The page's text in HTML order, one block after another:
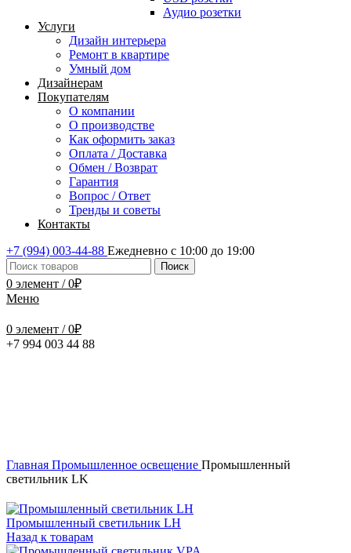
Аудио розетки
Услуги
Дизайн интерьера
Ремонт в квартире
Умный дом
Дизайнерам
Покупателям
О компании
О производстве
Как оформить заказ
Оплата / Доставка
Обмен / Возврат
Гарантия
Вопрос / Ответ
Тренды и советы
Контакты
+7 (994) 003-44-88 Ежедневно с 10:00 до 19:00
Поиск
0 элемент / 0₽
Меню
0 элемент / 0₽
+7 994 003 44 88
Главная Промышленное освещение Промышленный
светильник LK
Промышленный светильник LH
Назад к товарам